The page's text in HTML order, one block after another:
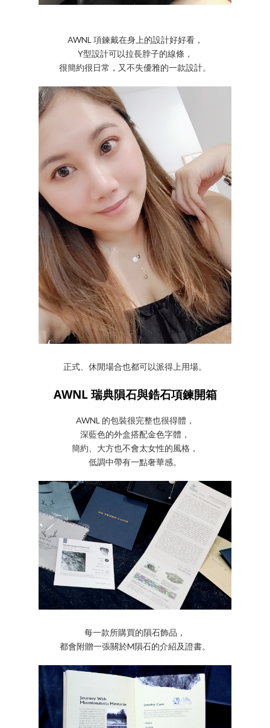
AWNL 項鍊戴在身上的設計好好看，
Y型設計可以拉長脖子的線條，
很簡約很日常，又不失優雅的一款設計。
正式、休閒場合也都可以派得上用場。
AWNL 瑞典隕石與鋯石項鍊開箱
AWNL 的包裝很完整也很得體，
深藍色的外盒搭配金色字體，
簡約、大方也不會太女性的風格，
低調中帶有一點奢華感。
每一款所購買的隕石飾品，
都會附贈一張關於M隕石的介紹及證書。